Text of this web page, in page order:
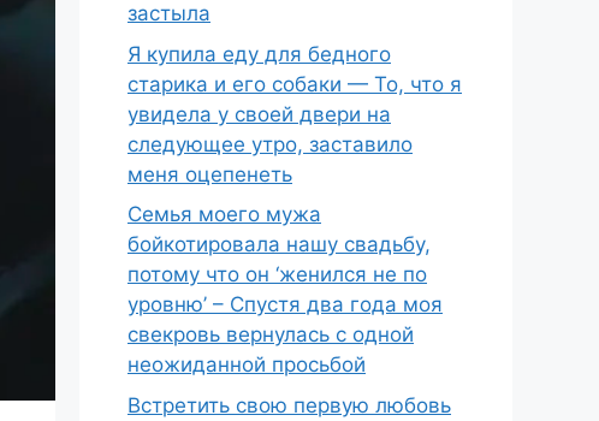
застыла
Я купила еду для бедного
старика и его собаки — То, что я
увидела у своей двери на
следующее утро, заставило
меня оцепенеть
Семья моего мужа
бойкотировала нашу свадьбу,
потому что он ‘женился не по
уровню’ – Спустя два года моя
свекровь вернулась с одной
неожиданной просьбой
Встретить свою первую любовь